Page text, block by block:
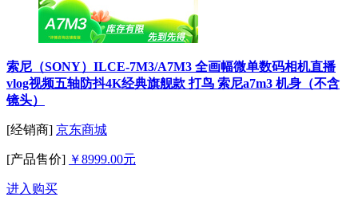
索尼（SONY）ILCE-7M3/A7M3 全画幅微单数码相机直播
vlog视频五轴防抖4K经典旗舰款 打鸟 索尼a7m3 机身（不含
镜头）
[经销商] 京东商城
[产品售价] ￥8999.00元
进入购买